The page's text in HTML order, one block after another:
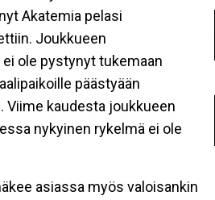
Akatemia pelasi
Joukkueen
ole pystynyt tukemaan
päästyään
Viime kaudesta joukkueen
nykyinen rykelmä ei ole
asiassa myös valoisankin